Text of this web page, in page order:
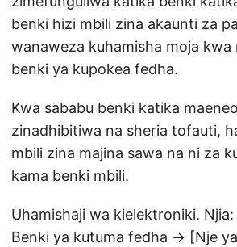
benki hizi mbili zina akaunti za
wanaweza kuhamisha moja kwa
benki ya kupokea fedha.
Kwa sababu benki katika
zinadhibitiwa na sheria tofauti,
mbili zina majina sawa na ni za
kama benki mbili.
Uhamishaji wa kielektroniki.
Benki ya kutuma fedha → [Nje